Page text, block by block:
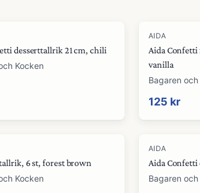
desserttallrik 21 cm, chili
Kocken
AIDA
Aida
vanilla
Bagaren och
125 kr
6 st, forest brown
Kocken
AIDA
Aida Confetti
Bagaren och